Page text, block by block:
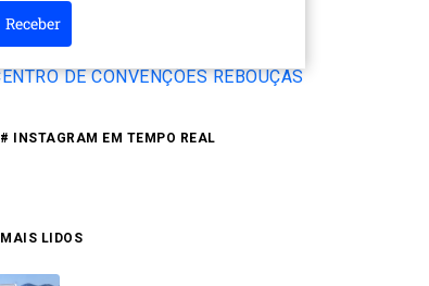
Receber
# INSTAGRAM EM TEMPO REAL
MAIS LIDOS